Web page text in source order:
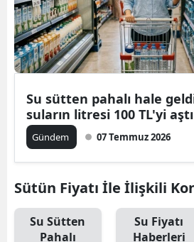
Su sütten pahalı hale
suların litresi 100 TL'yi aştı
Gündem 07 Temmuz 2026
Sütün Fiyatı İle İlişkili
Su Sütten
Pahalı
Su Fiyatı
Haberleri